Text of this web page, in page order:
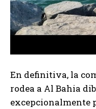
En definitiva, la
rodea a Al Bahia
excepcionalmente